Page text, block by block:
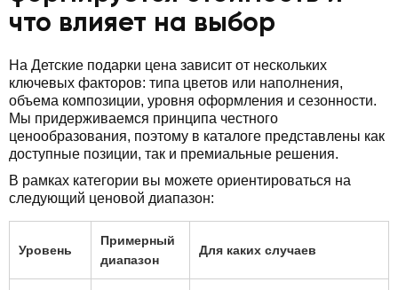
что влияет на выбор
На Детские подарки цена зависит от нескольких
ключевых факторов: типа цветов или наполнения,
объема композиции, уровня оформления и сезонности.
Мы придерживаемся принципа честного
ценообразования, поэтому в каталоге представлены как
доступные позиции, так и премиальные решения.
В рамках категории вы можете ориентироваться на
следующий ценовой диапазон:
Уровень
Примерный
диапазон
Для каких случаев